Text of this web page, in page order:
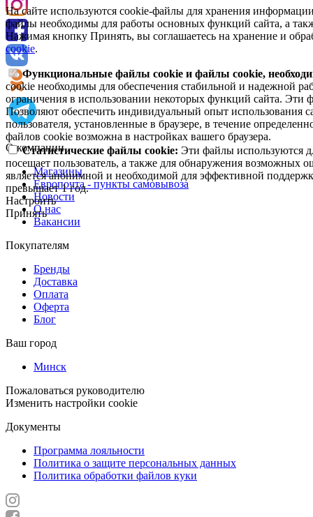
На сайте используются cookie-файлы для хранения
файлы необходимы для работы основных функций сайта, а
Нажимая кнопку Принять, вы соглашаетесь на хранение и
cookie.
Функциональные файлы cookie и файлы cookie,
cookie необходимы для обеспечения стабильной и надежной
ограничения в использовании некоторых функций сайта. Эти
Позволяют обеспечить индивидуальный опыт использования
пользователя, установленные в браузере, в течение
файлов cookie возможна в настройках вашего браузера.
Статистические файлы cookie: Эти файлы используются
посещает пользователь, а также для обнаружения возможных
является анонимной и необходимой для эффективной
превышает 1 год.
Настроить
Принять
О компании
Магазины
Европочта - пункты самовывоза
Новости
О нас
Вакансии
Покупателям
Бренды
Доставка
Оплата
Оферта
Блог
Ваш город
Минск
Пожаловаться руководителю
Изменить настройки cookie
Документы
Программа лояльности
Политика о защите персональных данных
Политика обработки файлов куки